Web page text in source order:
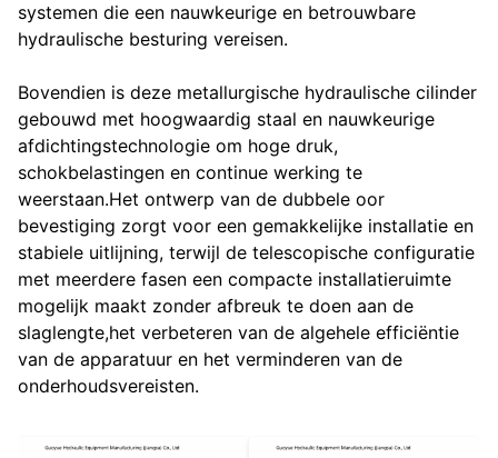
systemen die een nauwkeurige en betrouwbare
hydraulische besturing vereisen.
Bovendien is deze metallurgische hydraulische cilinder
gebouwd met hoogwaardig staal en nauwkeurige
afdichtingstechnologie om hoge druk,
schokbelastingen en continue werking te
weerstaan.Het ontwerp van de dubbele oor
bevestiging zorgt voor een gemakkelijke installatie en
stabiele uitlijning, terwijl de telescopische configuratie
met meerdere fasen een compacte installatieruimte
mogelijk maakt zonder afbreuk te doen aan de
slaglengte,het verbeteren van de algehele efficiëntie
van de apparatuur en het verminderen van de
onderhoudsvereisten.